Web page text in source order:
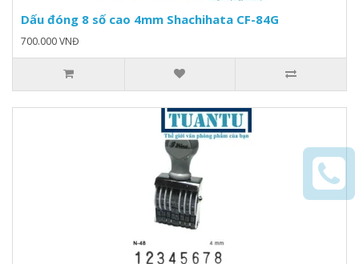
Dấu đóng 8 số cao 4mm Shachihata CF-84G
700.000 VNĐ